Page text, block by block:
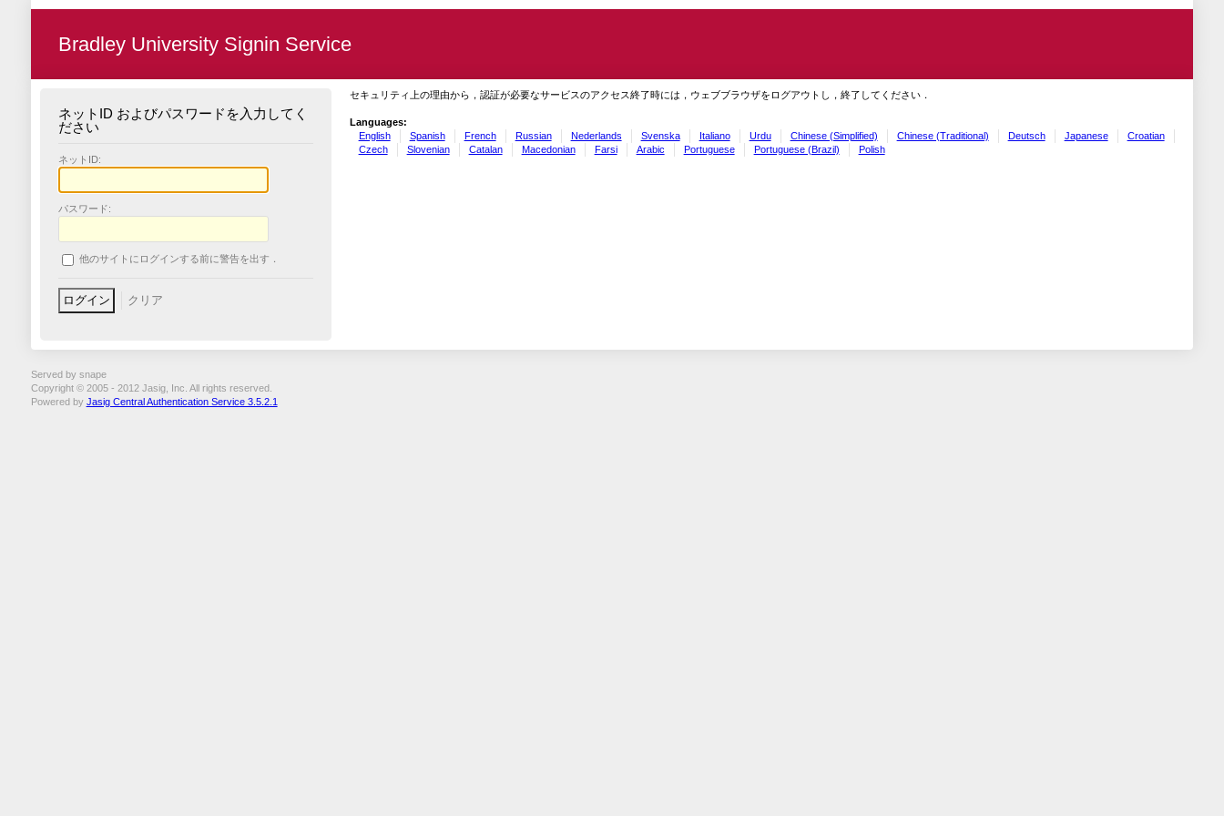
Bradley University Signin Service
ネットID およびパスワードを入力してく
ださい
ネットID:
パスワード:
他のサイトにログインする前に警告を出す．
セキュリティ上の理由から，認証が必要なサービスのアクセス終了時には，ウェブブラウザをログアウトし，終了してください．
Languages:
English
Spanish French Russian Nederlands Svenska Italiano Urdu Chinese (Simplified) Chinese (Traditional) Deutsch Japanese
Croatian
Czech
Slovenian Catalan Macedonian Farsi Arabic Portuguese Portuguese (Brazil) Polish
Served by snape
Copyright © 2005 - 2012 Jasig, Inc. All rights reserved.
Powered by Jasig Central Authentication Service 3.5.2.1